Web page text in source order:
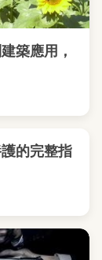
築應用，
的完整指